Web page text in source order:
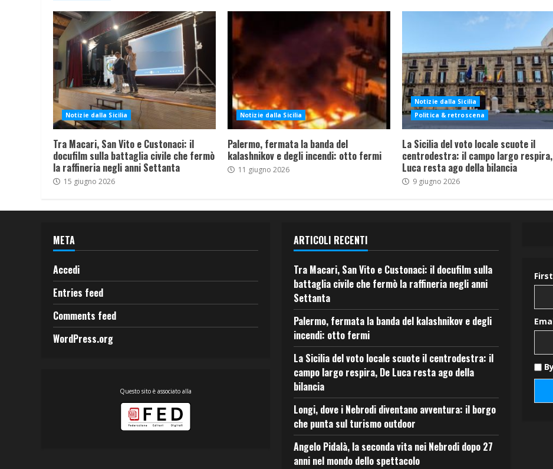
Notizie dalla Sicilia
Tra Macari, San Vito e Custonaci: il
docufilm sulla battaglia civile che fermò
la raffineria negli anni Settanta
15 giugno 2026
Notizie dalla Sicilia
Palermo, fermata la banda del
kalashnikov e degli incendi: otto fermi
11 giugno 2026
Notizie dalla Sicilia
Politica & retroscena
La Sicilia del voto locale scuote il
centrodestra: il campo largo respira,
Luca resta ago della bilancia
9 giugno 2026
META
Accedi
Entries feed
Comments feed
WordPress.org
Questo sito è associato alla
ARTICOLI RECENTI
Tra Macari, San Vito e Custonaci: il docufilm sulla
battaglia civile che fermò la raffineria negli anni
Settanta
Palermo, fermata la banda del kalashnikov e degli
incendi: otto fermi
La Sicilia del voto locale scuote il centrodestra: il
campo largo respira, De Luca resta ago della
bilancia
Longi, dove i Nebrodi diventano avventura: il borgo
che punta sul turismo outdoor
Angelo Pidalà, la seconda vita nei Nebrodi dopo 27
anni nel mondo dello spettacolo